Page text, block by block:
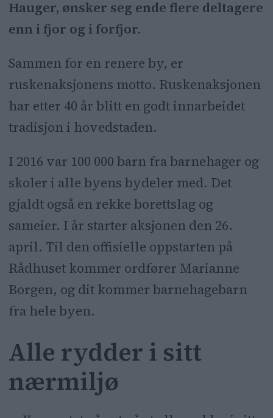
Hauger, ønsker seg ende flere deltagere
enn i fjor og i forfjor.
Sammen for en renere by, er
ruskenaksjonens motto. Ruskenaksjonen
har etter 40 år blitt en godt innarbeidet
tradisjon i hovedstaden.
I 2016 var 100 000 barn fra barnehager og
skoler i alle byens bydeler med. Det
gjaldt også en rekke borettslag og
sameier. I år starter aksjonen den 26.
april. Til den offisielle oppstarten på
Rådhuset kommer ordfører Marianne
Borgen, og dit kommer barnehagebarn
fra hele byen.
Alle rydder i sitt
nærmiljø